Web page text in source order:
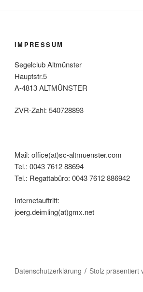
IMPRESSUM
Segelclub Altmünster
Hauptstr.5
A-4813 ALTMÜNSTER
ZVR-Zahl: 540728893
Mail: office(at)sc-altmuenster.com
Tel.: 0043 7612 88694
Tel.: Regattabüro: 0043 7612 886942
Internetauftritt:
joerg.deimling(at)gmx.net
Datenschutzerklärung Stolz präsentiert